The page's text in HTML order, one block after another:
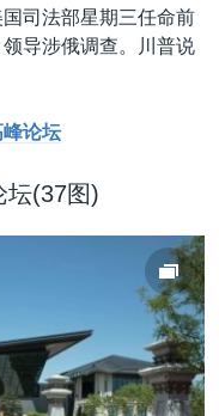
司法部星期三任命前
导涉俄调查。川普说
论坛
坛(37图)